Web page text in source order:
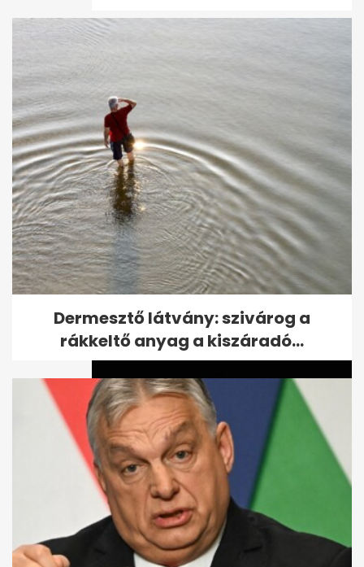
Kiszivárgott felvétel: Kubatov
elmondta mire ment el a
Fradiváros...
Dermesztő látvány: szivárog a
rákkeltő anyag a kiszáradó...